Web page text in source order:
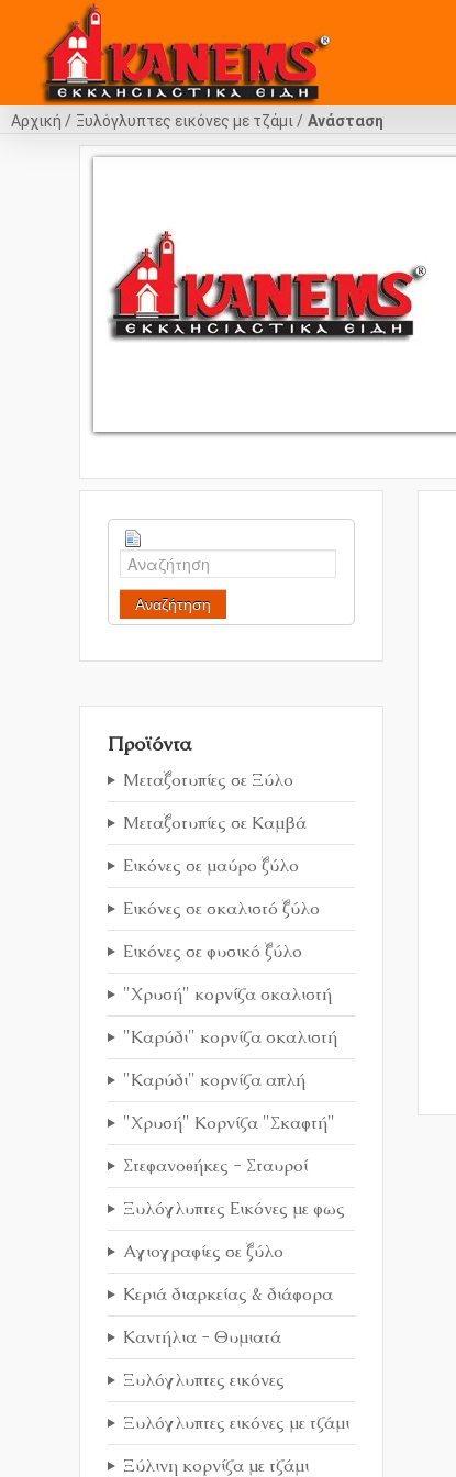
Αρχική Ξυλόγλυπτες εικόνες με τζάμι Ανάσταση
Αναζήτηση
Προϊόντα
Μεταξοτυπίες σε Ξύλο
Μεταξοτυπίες σε Καμβά
Εικόνες σε μαύρο ξύλο
Εικόνες σε σκαλιστό ξύλο
Εικόνες σε φυσικό ξύλο
"Χρυσή" κορνίζα σκαλιστή
"Καρύδι" κορνίζα σκαλιστή
"Καρύδι" κορνίζα απλή
"Χρυσή" Κορνίζα "Σκαφτή"
Στεφανοθήκες - Σταυροί
Ξυλόγλυπτες Εικόνες με φως
Αγιογραφίες σε ξύλο
Κεριά διαρκείας & διάφορα
Καντήλια - Θυμιατά
Ξυλόγλυπτες εικόνες
Ξυλόγλυπτες εικόνες με τζάμι
Ξύλινη κορνίζα με τζάμι